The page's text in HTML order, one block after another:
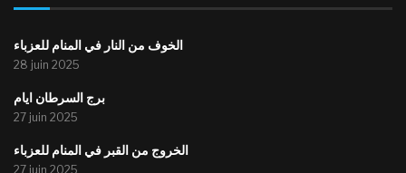
الخوف من النار في المنام للعزباء
28 juin 2025
برج السرطان ايام
27 juin 2025
الخروج من القبر في المنام للعزباء
27 juin 2025